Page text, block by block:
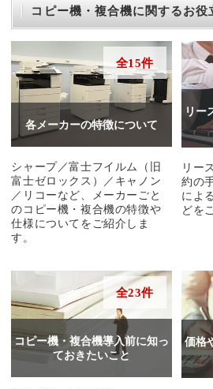
コピー機・複合機に関するお役
全15件
各メーカーの特徴について
シャープ／富士フイルム（旧
富士ゼロックス）／キャノン
／リコーなど、メーカーごと
のコピー機・複合機の特徴や
仕様についてをご紹介しま
す。
リー
リー
約の
によ
どを
全23件
コピー機・複合機導入前に知っ
ておきたいこと
価格